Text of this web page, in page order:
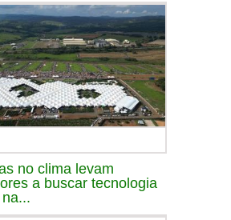
no clima levam
a buscar tecnologia